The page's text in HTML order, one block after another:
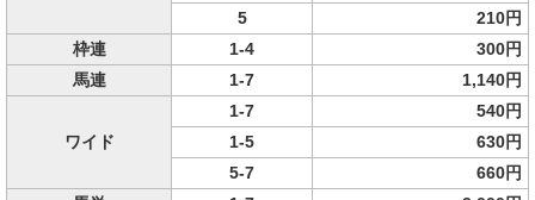
5
210円
枠連
1-4
300円
馬連
1-7 1,140円
ワイド
1-7
540円
1-5
630円
5-7
660円